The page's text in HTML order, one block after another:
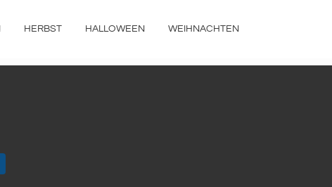
HERBST HALLOWEEN WEIHNACHTEN